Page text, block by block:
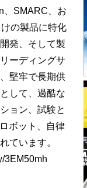
、SMARC、お
の製品に特化
発、そして製
ーディングサ
堅牢で長期供
して、過酷な
ョン、試験と
ボット、自律
ています。
3EM50mh